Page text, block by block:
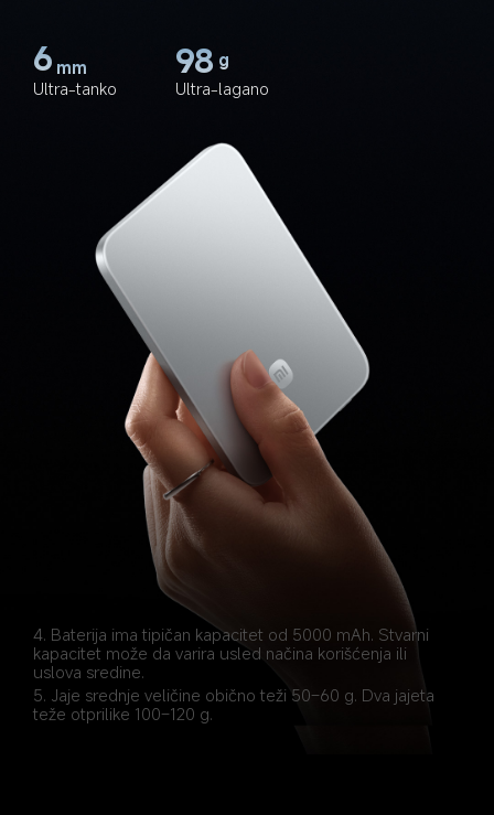
6 mm
Ultra-tanko
98 g
Ultra-lagano
4. Baterija ima tipičan kapacitet od 5000 mAh. Stvarni
kapacitet može da varira usled načina korišćenja ili
uslova sredine.
5. Jaje srednje veličine obično teži 50–60 g. Dva jajeta
teže otprilike 100–120 g.